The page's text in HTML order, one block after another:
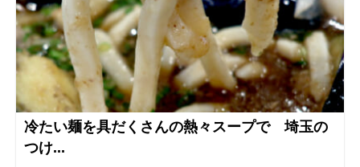
冷たい麺を具だくさんの熱々スープで 埼玉の
つけ...